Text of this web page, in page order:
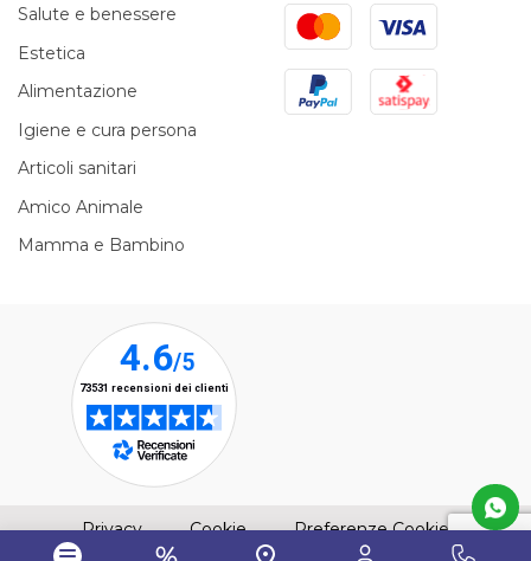
Salute e benessere
Estetica
Alimentazione
Igiene e cura persona
Articoli sanitari
Amico Animale
Mamma e Bambino
MastercardVisa
PayPal Satispay
Privacy(apre una nuova finestra)
Cookie(apre una nuova finestra)
Preferenze Cookie